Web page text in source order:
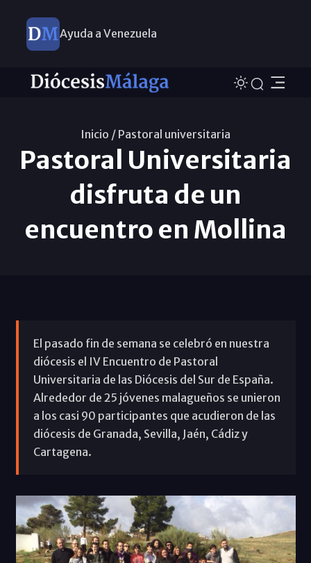
Ayuda a Venezuela
Inicio / Pastoral universitaria
Pastoral Universitaria
disfruta de un
encuentro en Mollina
El pasado fin de semana se celebró en nuestra
diócesis el IV Encuentro de Pastoral
Universitaria de las Diócesis del Sur de España.
Alrededor de 25 jóvenes malagueños se unieron
a los casi 90 participantes que acudieron de las
diócesis de Granada, Sevilla, Jaén, Cádiz y
Cartagena.